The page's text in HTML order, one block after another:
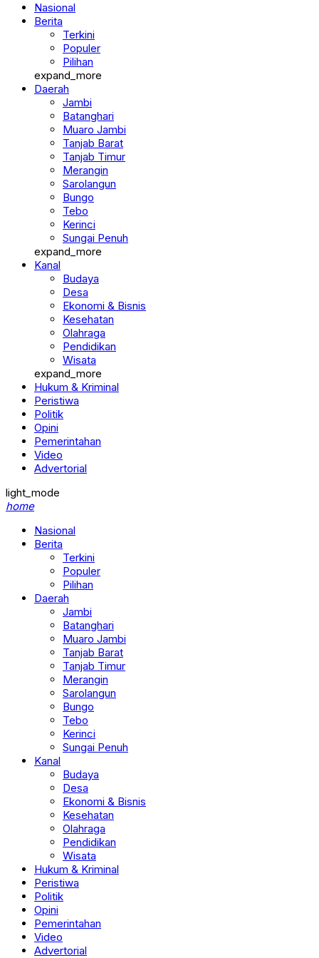
Nasional
Berita
Terkini
Populer
Pilihan
expand_more
Daerah
Jambi
Batanghari
Muaro Jambi
Tanjab Barat
Tanjab Timur
Merangin
Sarolangun
Bungo
Tebo
Kerinci
Sungai Penuh
expand_more
Kanal
Budaya
Desa
Ekonomi & Bisnis
Kesehatan
Olahraga
Pendidikan
Wisata
expand_more
Hukum & Kriminal
Peristiwa
Politik
Opini
Pemerintahan
Video
Advertorial
light_mode
home
Nasional
Berita
Terkini
Populer
Pilihan
Daerah
Jambi
Batanghari
Muaro Jambi
Tanjab Barat
Tanjab Timur
Merangin
Sarolangun
Bungo
Tebo
Kerinci
Sungai Penuh
Kanal
Budaya
Desa
Ekonomi & Bisnis
Kesehatan
Olahraga
Pendidikan
Wisata
Hukum & Kriminal
Peristiwa
Politik
Opini
Pemerintahan
Video
Advertorial